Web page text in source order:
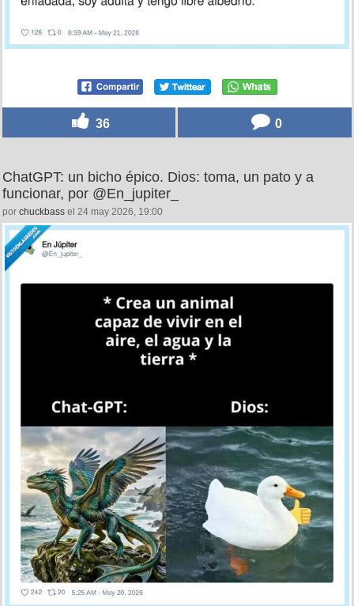
36 0
ChatGPT: un bicho épico. Dios: toma, un pato y a
funcionar, por @En_jupiter_
por chuckbass el 24 may 2026, 19:00